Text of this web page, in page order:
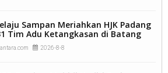
Sampan Meriahkan HJK Padang
Tim Adu Ketangkasan di Batang
2026-8-8